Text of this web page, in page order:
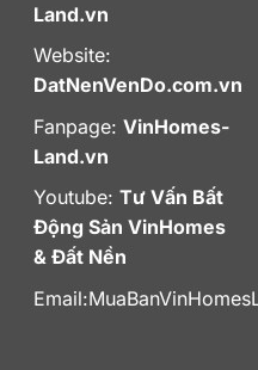
Land.vn
Website:
DatNenVenDo.com.vn
Fanpage: VinHomes-
Land.vn
Youtube: Tư Vấn Bất
Động Sản VinHomes
& Đất Nền
Email: